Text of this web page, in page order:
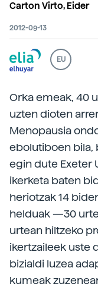
Carton Virto, Eider
2012-09-13
EU
Orka emeak, 40
uzten dioten
Menopausia
ebolutiboen bila,
egin dute Exeter
ikerketa baten
heriotzak 14
helduak —30
urtean hiltzeko
ikertzaileek uste
bizialdi luzea
kumeak